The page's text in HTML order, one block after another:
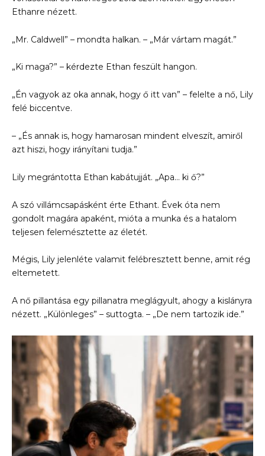
Ethanre nézett.
„Mr. Caldwell” – mondta halkan. – „Már vártam magát.”
„Ki maga?” – kérdezte Ethan feszült hangon.
„Én vagyok az oka annak, hogy ő itt van” – felelte a nő, Lily
felé biccentve.
– „És annak is, hogy hamarosan mindent elveszít, amiről
azt hiszi, hogy irányítani tudja.”
Lily megrántotta Ethan kabátujját. „Apa… ki ő?”
A szó villámcsapásként érte Ethant. Évek óta nem
gondolt magára apaként, mióta a munka és a hatalom
teljesen felemésztette az életét.
Mégis, Lily jelenléte valamit felébresztett benne, amit rég
eltemetett.
A nő pillantása egy pillanatra meglágyult, ahogy a kislányra
nézett. „Különleges” – suttogta. – „De nem tartozik ide.”